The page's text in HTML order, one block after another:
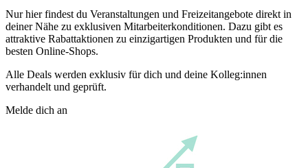
Nur hier findest du Veranstaltungen und Freizeitangebote direkt in
deiner Nähe zu exklusiven Mitarbeiterkonditionen. Dazu gibt es
attraktive Rabattaktionen zu einzigartigen Produkten und für die
besten Online-Shops.
Alle Deals werden exklusiv für dich und deine Kolleg:innen
verhandelt und geprüft.
Melde dich an